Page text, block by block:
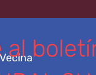
Vecina
al